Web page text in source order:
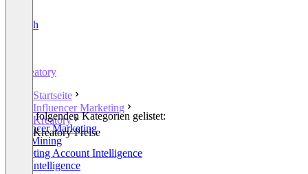
English
Kreatory
Startseite
Influencer Marketing
Kreatory
Kreatory Preise
In den folgenden Kategorien gelistet:
Influencer Marketing
Lead Mining
Marketing Account Intelligence
Lead Intelligence